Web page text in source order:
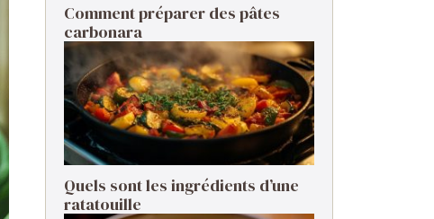
Comment préparer des pâtes
carbonara ​
Quels sont les ingrédients d’une
ratatouille ​